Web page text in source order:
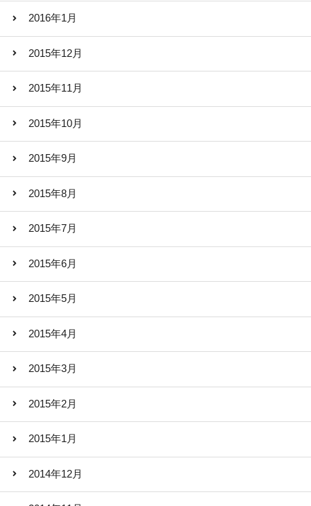
2016年1月
2015年12月
2015年11月
2015年10月
2015年9月
2015年8月
2015年7月
2015年6月
2015年5月
2015年4月
2015年3月
2015年2月
2015年1月
2014年12月